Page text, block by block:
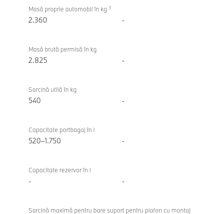
Masă proprie automobil în kg 3
2.360 -
Masă brută permisă în kg
2.825 -
Sarcină utilă în kg
540 -
Capacitate portbagaj în l
520–1.750 -
Capacitate rezervor în l
- -
Sarcină maximă pentru bare suport pentru plafon cu montaj